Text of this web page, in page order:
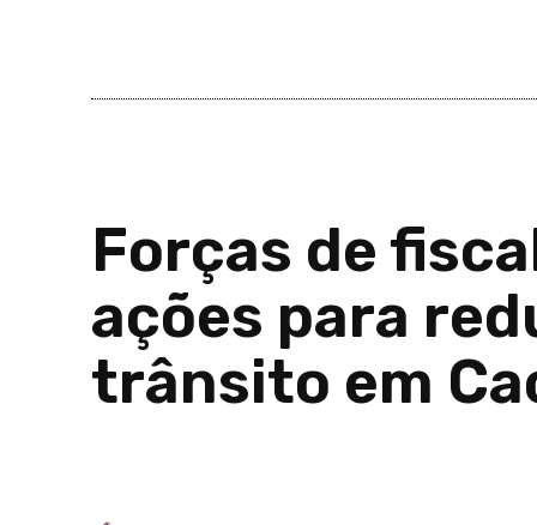
Forças de
ações para
trânsito em